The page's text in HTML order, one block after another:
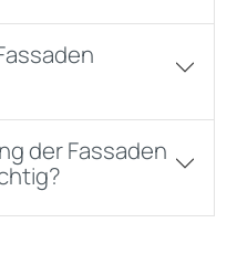
der Fassaden